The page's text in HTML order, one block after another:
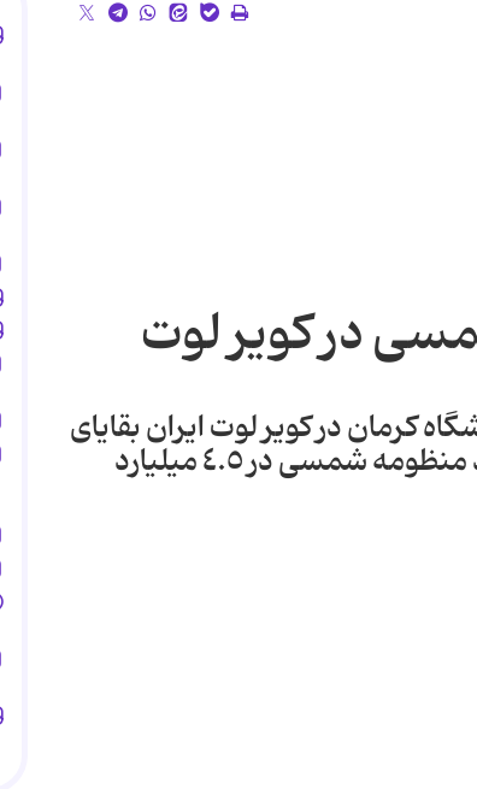
در کویر لوت
کرمان در کویر لوت ایران بقایای
شهاب سنگی را یافتند که تصور می شود حاصل تولد منظومه شمسی در ٤.٥ میلیارد